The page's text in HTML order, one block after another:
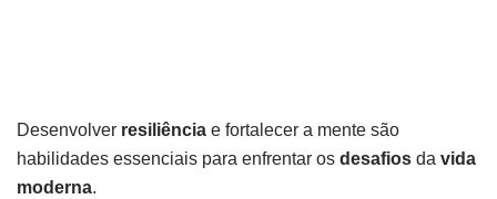
Desenvolver resiliência e fortalecer a mente são
habilidades essenciais para enfrentar os desafios da vida
moderna.